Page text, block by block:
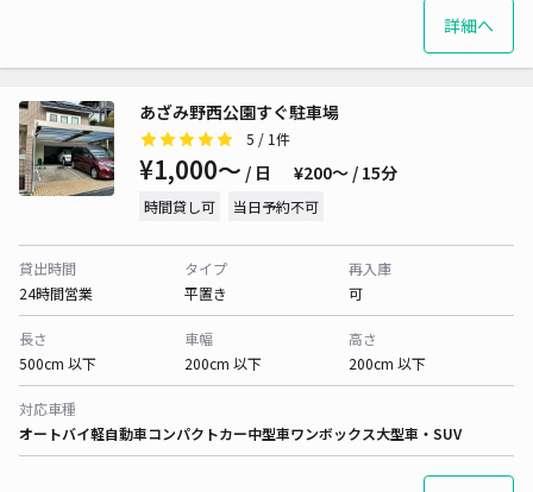
詳細へ
あざみ野西公園すぐ駐車場
5 / 1件
¥1,000〜 / 日 ¥200〜 / 15分
時間貸し可 当日予約不可
貸出時間
24時間営業
タイプ
平置き
再入庫
可
長さ
500cm 以下
車幅
200cm 以下
高さ
200cm 以下
対応車種
オートバイ軽自動車コンパクトカー中型車ワンボックス大型車・SUV